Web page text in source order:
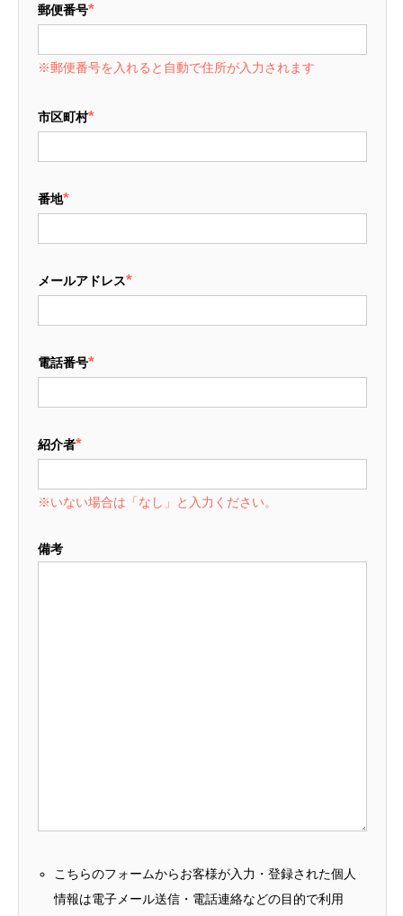
郵便番号*
※郵便番号を入れると自動で住所が入力されます
市区町村*
番地*
メールアドレス*
電話番号*
紹介者*
※いない場合は「なし」と入力ください。
備考
こちらのフォームからお客様が入力・登録された個人
情報は電子メール送信・電話連絡などの目的で利用